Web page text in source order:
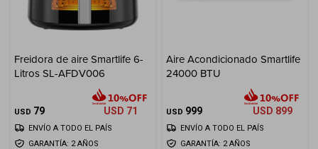
Freidora de aire Smartlife 6-
Litros SL-AFDV006
USD 79 USD 71
GARANTÍA: 2 AÑOS
ENVÍO A TODO EL PAÍS
Aire Acondicionado Smartlife
24000 BTU
USD 999 USD 899
GARANTÍA: 2 AÑOS
ENVÍO A TODO EL PAÍS
Marcas